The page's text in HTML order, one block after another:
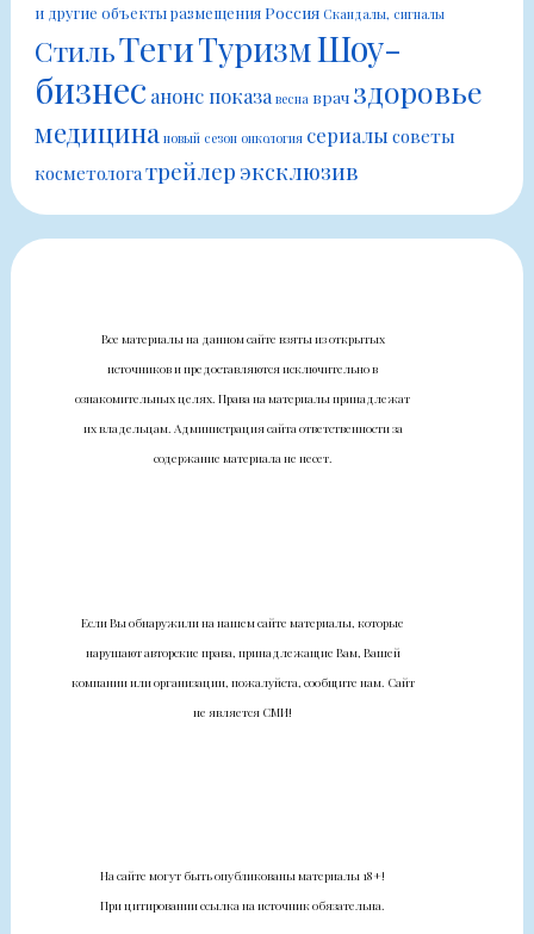
и другие объекты размещенияРоссия Скандалы, сигналы
СтильТегиТуризмШоу-
бизнес анонс показа весна врач здоровье
медицина новый сезон онкология сериалы советы
косметологатрейлер эксклюзив
Все материалы на данном сайте взяты из открытых
источников и предоставляются исключительно в
ознакомительных целях. Права на материалы принадлежат
их владельцам. Администрация сайта ответственности за
содержание материала не несет.
Если Вы обнаружили на нашем сайте материалы, которые
нарушают авторские права, принадлежащие Вам, Вашей
компании или организации, пожалуйста, сообщите нам. Сайт
не является СМИ!
На сайте могут быть опубликованы материалы 18+!
При цитировании ссылка на источник обязательна.